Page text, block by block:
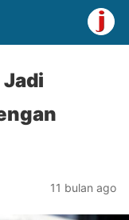
11 bulan ago